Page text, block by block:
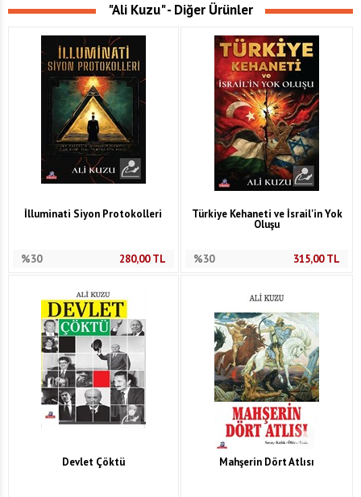
"Ali Kuzu" - Diğer Ürünler
İlluminati Siyon Protokolleri
%30 280,00TL
Türkiye Kehaneti ve İsrail'in Yok
Oluşu
%30 315,00TL
Devlet Çöktü Mahşerin Dört Atlısı